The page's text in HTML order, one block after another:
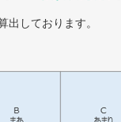
しております。